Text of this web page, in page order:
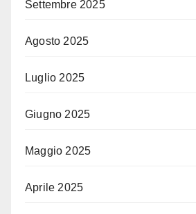
Settembre 2025
Agosto 2025
Luglio 2025
Giugno 2025
Maggio 2025
Aprile 2025